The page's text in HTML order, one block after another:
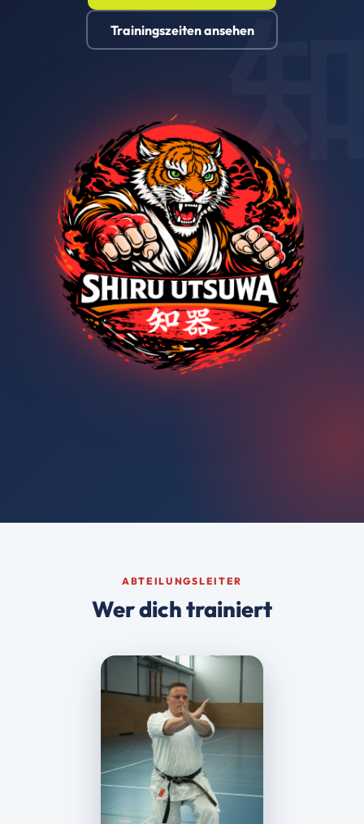
Trainingszeiten ansehen
ABTEILUNGSLEITER
Wer dich trainiert